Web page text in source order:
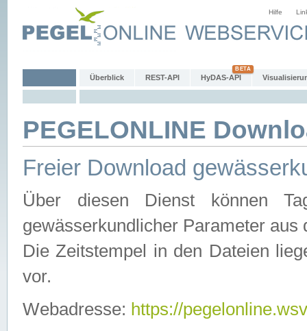
Hilfe
Überblick REST-API HyDAS-API
PEGELONLINE
Freier Download
Über diesen Dienst können
gewässerkundlicher Parameter aus
Die Zeitstempel in den Dateien
vor.
Webadresse: https://